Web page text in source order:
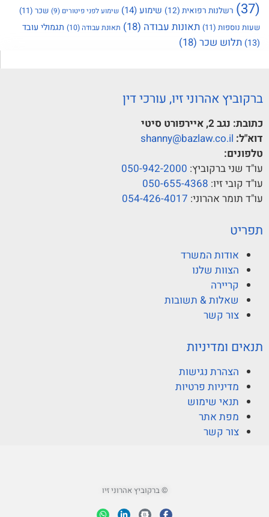
רשלנות רפואית (12) שימוע (14) שימוע לפני פיטורים(9) שכר(11)
נוספות (11) תאונות עבודה(18) תאונת עבודה(10) תגמולי עובד
תלוש שכר(18)
אהרוני זיו, עורכי דין
נגב 2, איירפורט סיטי
shanny@bazlaw.co.il
ברקוביץ:050-942-2000
זיו:050-655-4368
אהרוני:054-426-4017
אודות המשרד
הצוות שלנו
קריירה
שאלות & תשובות
צור קשר
ומדיניות
הצהרת נגישות
מדיניות פרטיות
תנאי שימוש
מפת אתר
צור קשר
© ברקוביץ אהרוני זיו